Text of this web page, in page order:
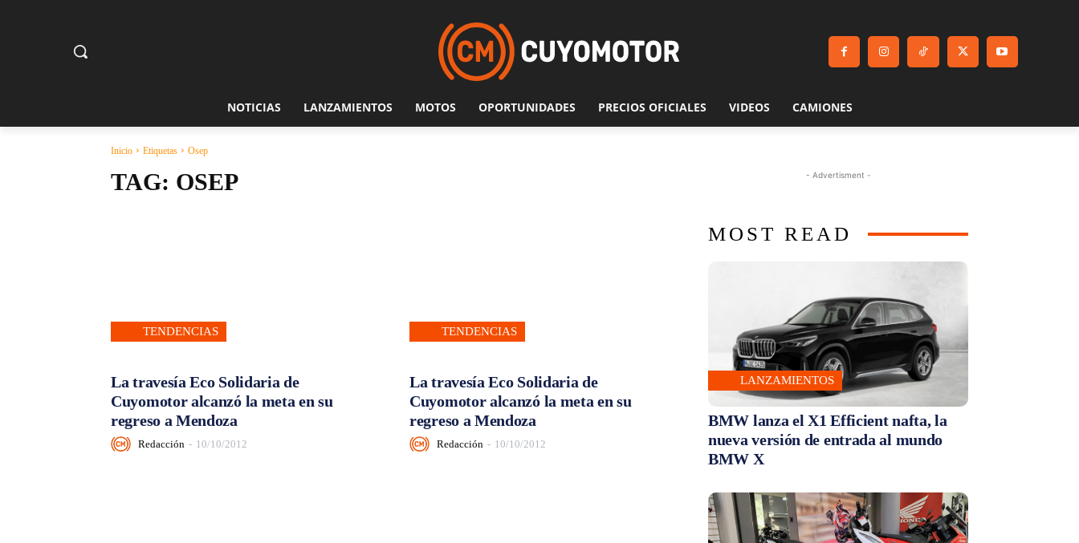
NOTICIAS LANZAMIENTOS MOTOS OPORTUNIDADES PRECIOS OFICIALES VIDEOS CAMIONES
Inicio Etiquetas Osep
TAG: OSEP
TENDENCIAS
La travesía Eco Solidaria de
Cuyomotor alcanzó la meta en su
regreso a Mendoza
Redacción - 10/10/2012
TENDENCIAS
La travesía Eco Solidaria de
Cuyomotor alcanzó la meta en su
regreso a Mendoza
Redacción - 10/10/2012
- Advertisment -
MOST READ
LANZAMIENTOS
BMW lanza el X1 Efficient nafta, la
nueva versión de entrada al mundo
BMW X